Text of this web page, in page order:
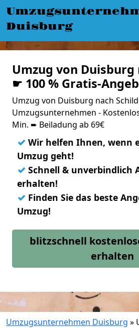
Duisburg
Umzug von Duisburg
☛ 100 % Gratis-
Umzug von Duisburg nach
Umzugsunternehmen -
Min. ➨ Beiladung ab 69€
✓ Wir helfen Ihnen, wenn
Umzug geht!
✓ Schnell & unverbindlich
erhalten!
✓ Finden Sie das beste
Umzug!
blitzschnell
erhalten
Umzugsunternehmen Duisburg »